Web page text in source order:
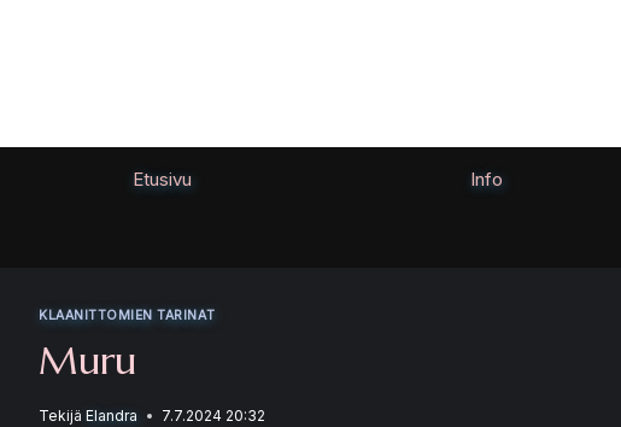
Etusivu Info
KLAANITTOMIEN TARINAT
Muru
Tekijä Elandra 7.7.2024 20:32